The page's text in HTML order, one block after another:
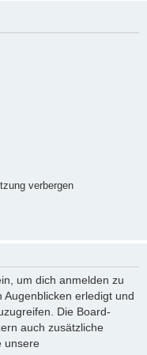
verbergen
um dich anmelden zu
erledigt und
Die Board-
auch zusätzliche
unsere